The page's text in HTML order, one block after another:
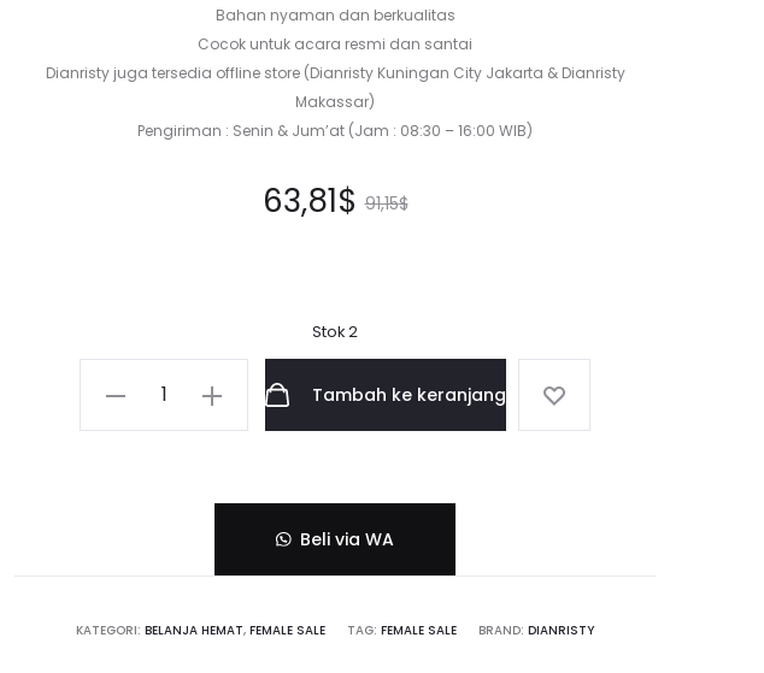
Bahan nyaman dan berkualitas
Cocok untuk acara resmi dan santai
Dianristy juga tersedia offline store (Dianristy Kuningan City Jakarta & Dianristy
Makassar)
Pengiriman : Senin & Jum’at (Jam : 08:30 – 16:00 WIB)
91,15$
Harga
adalah:
91,15$.
63,81$
adalah:
Stok 2
Kuantitas
Tambah ke keranjang
Beli via WA
KATEGORI: BELANJA HEMAT, FEMALE SALE TAG: FEMALE SALE BRAND: DIANRISTY